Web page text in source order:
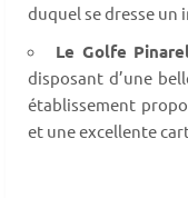
duquel se dresse un
Le Golfe
disposant d’une
établissement
et une excellente